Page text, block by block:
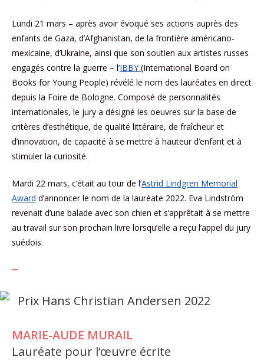
Lundi 21 mars – après avoir évoqué ses actions auprès des
enfants de Gaza, d’Afghanistan, de la frontière américano-
mexicaine, d’Ukraine, ainsi que son soutien aux artistes russes
engagés contre la guerre – l’IBBY(International Board on
Books for Young People) révélé le nom des lauréates en direct
depuis la Foire de Bologne. Composé de personnalités
internationales, le jury a désigné les oeuvres sur la base de
critères d’esthétique, de qualité littéraire, de fraîcheur et
d’innovation, de capacité à se mettre à hauteur d’enfant et à
stimuler la curiosité.
Mardi 22 mars, c’était au tour de l’Astrid Lindgren Memorial
Award d’annoncer le nom de la lauréate 2022. Eva Lindström
revenait d’une balade avec son chien et s’apprêtait à se mettre
au travail sur son prochain livre lorsqu’elle a reçu l’appel du jury
suédois.
Prix Hans Christian Andersen 2022
MARIE-AUDE MURAIL
Lauréate pour l’œuvre écrite